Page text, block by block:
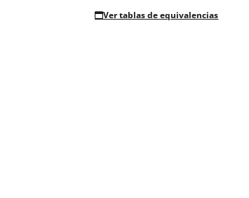
Ver tablas de equivalencias